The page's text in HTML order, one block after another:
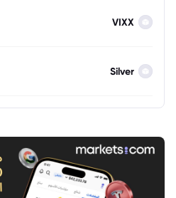
VIXX
Silver